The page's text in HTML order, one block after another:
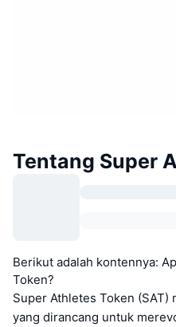
Tentang Super
Berikut adalah kontennya:
Token?
Super Athletes Token (SAT)
yang dirancang untuk